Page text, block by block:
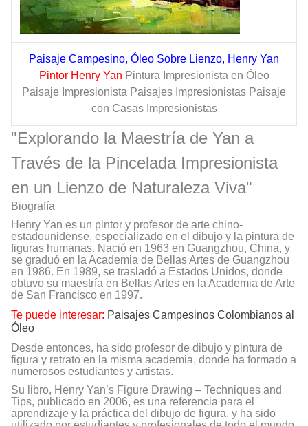
Paisaje Campesino, Óleo Sobre Lienzo, Henry Yan
Pintor Henry Yan Pintura Impresionista en Óleo
Paisaje Impresionista Paisajes Impresionistas Paisaje
con Casas Impresionistas
"Explorando la Maestría de Yan a
Través de la Pincelada Impresionista
en un Lienzo de Naturaleza Viva"
Biografía
Henry Yan es un pintor y profesor de arte chino-
estadounidense, especializado en el dibujo y la pintura de
figuras humanas. Nació en 1963 en Guangzhou, China, y
se graduó en la Academia de Bellas Artes de Guangzhou
en 1986. En 1989, se trasladó a Estados Unidos, donde
obtuvo su maestría en Bellas Artes en la Academia de Arte
de San Francisco en 1997.
Te puede interesar: Paisajes Campesinos Colombianos al
Óleo
Desde entonces, ha sido profesor de dibujo y pintura de
figura y retrato en la misma academia, donde ha formado a
numerosos estudiantes y artistas.
Su libro, Henry Yan’s Figure Drawing – Techniques and
Tips, publicado en 2006, es una referencia para el
aprendizaje y la práctica del dibujo de figura, y ha sido